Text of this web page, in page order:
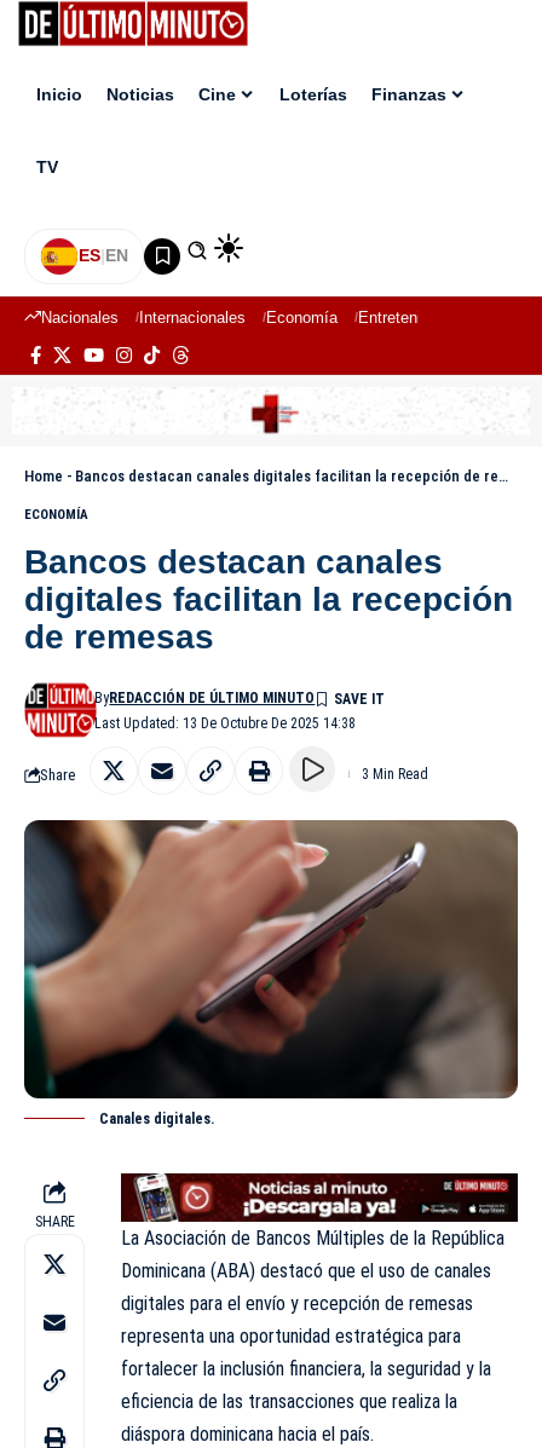
Inicio Noticias Cine Loterías Finanzas
TV
ES|EN
Nacionales Internacionales Economía Entretenimiento
Home - Bancos destacan canales digitales facilitan la recepción de remesas
ECONOMÍA
Bancos destacan canales
digitales facilitan la recepción
de remesas
Last Updated: 13 De Octubre De 2025 14:38
ByREDACCIÓN DE ÚLTIMO MINUTO
Share 3 Min Read
Canales digitales.
SHARE
La Asociación de Bancos Múltiples de la República
Dominicana (ABA) destacó que el uso de canales
digitales para el envío y recepción de remesas
representa una oportunidad estratégica para
fortalecer la inclusión financiera, la seguridad y la
eficiencia de las transacciones que realiza la
diáspora dominicana hacia el país.